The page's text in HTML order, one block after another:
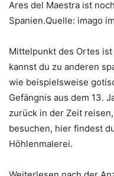
Ares del Maestra ist
Spanien.Quelle: imago
Mittelpunkt des Ortes ist
kannst du zu anderen
wie beispielsweise
Gefängnis aus dem 13.
zurück in der Zeit
besuchen, hier findest
Höhlenmalerei.